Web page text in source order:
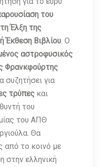
του
Έλξη της
Έκθεση Βιβλίου. Ο
αστροφυσικός
Φρανκφούρτης
συζητήσει για
τρύπεςκαι
του
του ΑΠΘ
Θα
από το κοινό με
στην ελληνική